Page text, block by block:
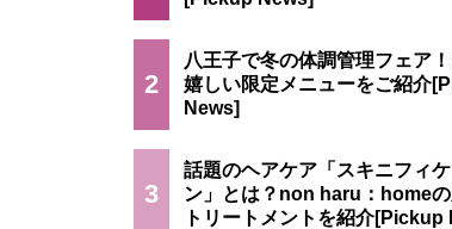
2
八王子で冬の体調管理フェア
嬉しい限定メニューをご紹介
3
話題のヘアケア「スキニフィ
ン」とは？non haru：home
トリートメントを紹介